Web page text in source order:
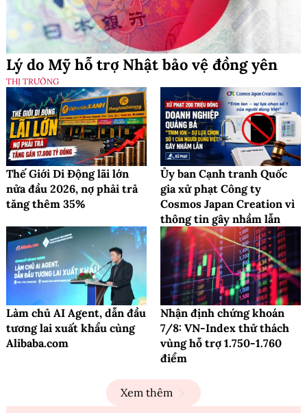
Lý do Mỹ hỗ trợ Nhật bảo vệ đồng yên
THỊ TRƯỜNG
Thế Giới Di Động lãi lớn
nửa đầu 2026, nợ phải trả
tăng thêm 35%
Ủy ban Cạnh tranh Quốc
gia xử phạt Công ty
Cosmos Japan Creation vì
thông tin gây nhầm lẫn
Làm chủ AI Agent, dẫn đầu
tương lai xuất khẩu cùng
Alibaba.com
Nhận định chứng khoán
7/8: VN-Index thử thách
vùng hỗ trợ 1.750-1.760
điểm
Xem thêm